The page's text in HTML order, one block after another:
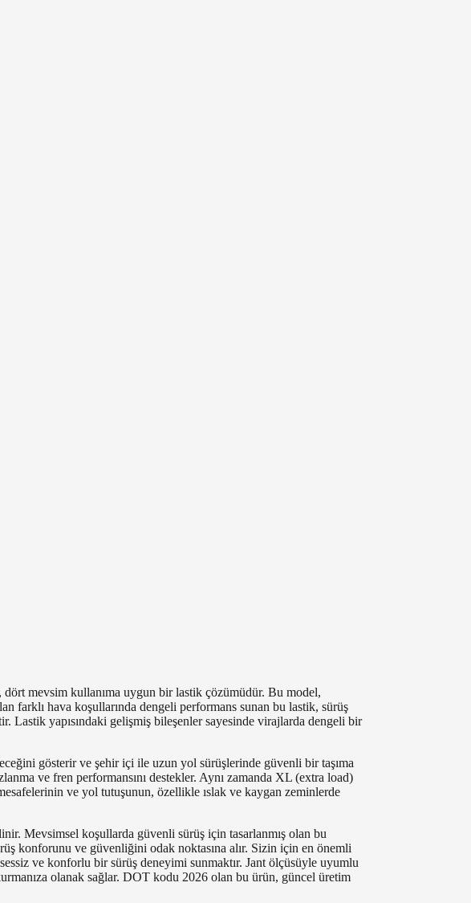
dört mevsim kullanıma uygun bir lastik çözümüdür. Bu model,
farklı hava koşullarında dengeli performans sunan bu lastik, sürüş
Lastik yapısındaki gelişmiş bileşenler sayesinde virajlarda dengeli bir
gösterir ve şehir içi ile uzun yol sürüşlerinde güvenli bir taşıma
ve fren performansını destekler. Aynı zamanda XL (extra load)
ve yol tutuşunun, özellikle ıslak ve kaygan zeminlerde
Mevsimsel koşullarda güvenli sürüş için tasarlanmış olan bu
konforunu ve güvenliğini odak noktasına alır. Sizin için en önemli
ve konforlu bir sürüş deneyimi sunmaktır. Jant ölçüsüyle uyumlu
olanak sağlar. DOT kodu 2026 olan bu ürün, güncel üretim